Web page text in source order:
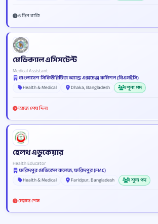
6 দিন বাকি
মেডিক্যাল এসিসটেন্ট
Medical Assistant
বাংলাদেশ সিকিউরিটিজ অ্যান্ড এক্সচেঞ্জ কমিশন (বিএসইসি)
Health & Medical
Dhaka, Bangladesh 1 শূন্য পদ
আজ শেষ দিন!
হেলথ এডুকেয়ার
Health Educator
ফরিদপুর মেডিকেল কলেজ, ফরিদপুর (FMC)
Health & Medical
Faridpur, Bangladesh 1 শূন্য পদ
মেয়াদ শেষ